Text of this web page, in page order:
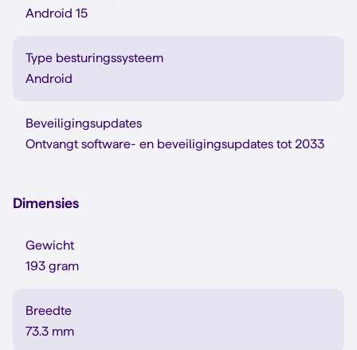
Android 15
Type besturingssysteem
Android
Beveiligingsupdates
Ontvangt software- en beveiligingsupdates tot 2033
Dimensies
Gewicht
193 gram
Breedte
73.3 mm